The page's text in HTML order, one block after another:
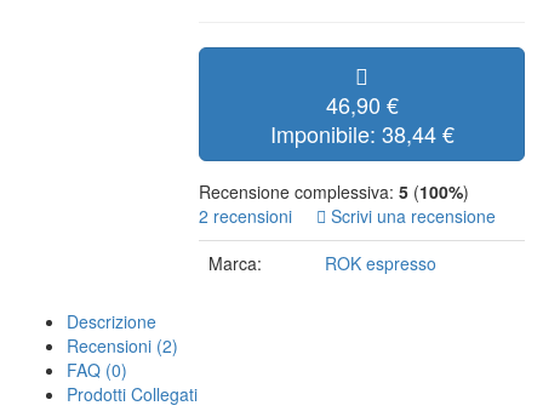
46,90 €
Imponibile: 38,44 €
Recensione complessiva: 5 (100%)
2 recensioni
Scrivi una recensione
Marca:
ROK espresso
Descrizione
Recensioni (2)
FAQ (0)
Prodotti Collegati